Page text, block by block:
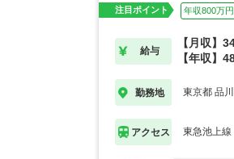
注目ポイント 年収800万
給与
【月収】
【年収】
勤務地 東京都 品
アクセス 東急池上線